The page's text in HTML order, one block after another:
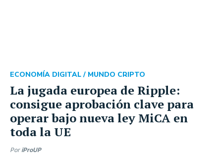
La jugada europea de Ripple:
consigue aprobación clave para
operar bajo nueva ley MiCA en
toda la UE
ECONOMÍA DIGITAL / MUNDO CRIPTO
Por iProUP